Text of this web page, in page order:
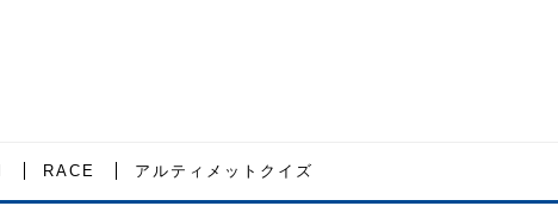
RACE アルティメットクイズ